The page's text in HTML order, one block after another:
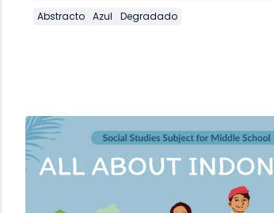
Abstracto Azul Degradado